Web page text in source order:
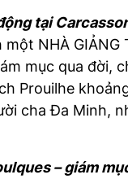
tại
NHÀ
mục qua
Prouilhe
cha Đa Minh,
–giám